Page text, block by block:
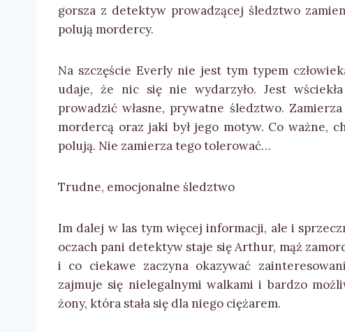
gorsza z detektyw prowadzącej śledztwo
polują mordercy.
Na szczęście Everly nie jest tym typem
udaje, że nic się nie wydarzyło. Jest
prowadzić własne, prywatne śledztwo.
mordercą oraz jaki był jego motyw. Co ważne,
polują. Nie zamierza tego tolerować…
Trudne, emocjonalne śledztwo
Im dalej w las tym więcej informacji, ale i
oczach pani detektyw staje się Arthur, mąż
i co ciekawe zaczyna okazywać
zajmuje się nielegalnymi walkami i bardzo
żony, która stała się dla niego ciężarem.